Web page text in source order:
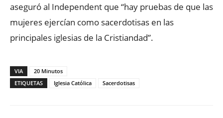
aseguró al Independent que “hay pruebas de que las
mujeres ejercían como sacerdotisas en las
principales iglesias de la Cristiandad”.
VIA
20 Minutos
ETIQUETAS
Iglesia Católica Sacerdotisas